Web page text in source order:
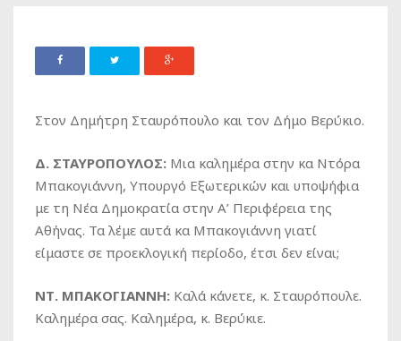
Στον Δημήτρη Σταυρόπουλο και τον Δήμο Βερύκιο.
Δ. ΣΤΑΥΡΟΠΟΥΛΟΣ: Μια καλημέρα στην κα Ντόρα
Μπακογιάννη, Υπουργό Εξωτερικών και υποψήφια
με τη Νέα Δημοκρατία στην Α’ Περιφέρεια της
Αθήνας. Τα λέμε αυτά κα Μπακογιάννη γιατί
είμαστε σε προεκλογική περίοδο, έτσι δεν είναι;
ΝΤ. ΜΠΑΚΟΓΙΑΝΝΗ: Καλά κάνετε, κ. Σταυρόπουλε.
Καλημέρα σας. Καλημέρα, κ. Βερύκιε.